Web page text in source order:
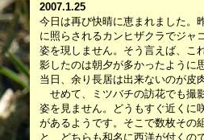
2007.1.25
今日は再び快晴に恵まれました。
に照らされるカンヒザクラでジャ
姿を現しません。そう言えば、こ
影したのは朝夕が多かったように
当日、余り長居は出来ないのが皮
せめて、ミツバチの訪花でも撮
姿を見ません。どうもすぐ近くに
があるようです。そこで数枚その
と、どちらも和名に西洋が付くの